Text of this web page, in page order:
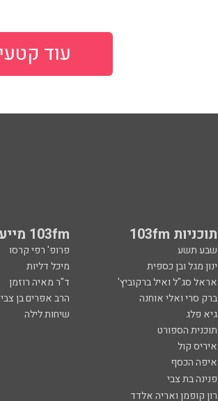
עוד
תוכניות 103fm 103fm מייעצים
שבע תשע פרופ' רפי קרסו
ינון מגל ובן כספית
מיכל דליות
אראל סג"ל ואיל ברקוביץ'
ד"ר מאיה רוזמן
ברק סרי ואלי אוחנה
הרב אפרים בן צבי
גיא פלג
שיחות לילה
תוכנית הספורט
איריס קול
איפה הכסף
פנינה בת צבי
רון קופמן ואריה אלדד